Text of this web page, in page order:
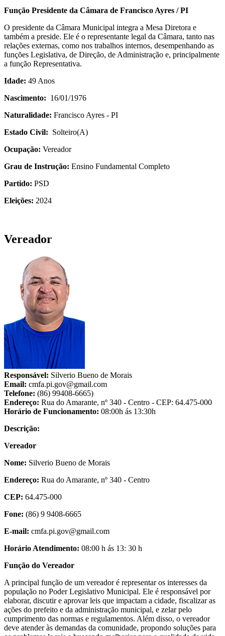
Função Presidente da Câmara de Francisco Ayres / PI
O presidente da Câmara Municipal integra a Mesa Diretora e
também a preside. Ele é o representante legal da Câmara, tanto nas
relações externas, como nos trabalhos internos, desempenhando as
funções Legislativa, de Direção, de Administração e, principalmente
a função Representativa.
Idade: 49 Anos
Nascimento: 16/01/1976
Naturalidade: Francisco Ayres - PI
Estado Civil: Solteiro(A)
Ocupação: Vereador
Grau de Instrução: Ensino Fundamental Completo
Partido: PSD
Eleições: 2024
Vereador
Responsável: Silverio Bueno de Morais
Email: cmfa.pi.gov@gmail.com
Telefone: (86) 99408-6665)
Endereço: Rua do Amarante, nº 340 - Centro - CEP: 64.475-000
Horário de Funcionamento: 08:00h ás 13:30h
Descrição:
Vereador
Nome: Silverio Bueno de Morais
Endereço: Rua do Amarante, nº 340 - Centro
CEP: 64.475-000
Fone: (86) 9 9408-6665
E-mail: cmfa.pi.gov@gmail.com
Horário Atendimento: 08:00 h ás 13: 30 h
Função do Vereador
A principal função de um vereador é representar os interesses da
população no Poder Legislativo Municipal. Ele é responsável por
elaborar, discutir e aprovar leis que impactam a cidade, fiscalizar as
ações do prefeito e da administração municipal, e zelar pelo
cumprimento das normas e regulamentos. Além disso, o vereador
deve atender às demandas da comunidade, propondo soluções para